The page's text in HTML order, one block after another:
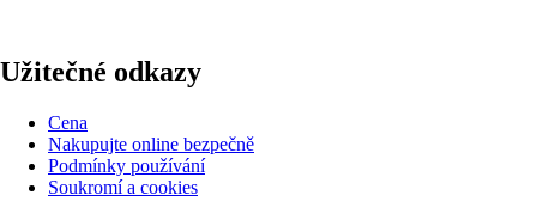
Užitečné odkazy
Cena
Nakupujte online bezpečně
Podmínky používání
Soukromí a cookies